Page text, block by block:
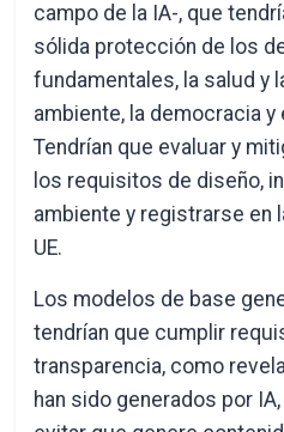
campo de la IA-, que
sólida protección de los
fundamentales, la salud y
ambiente, la democracia y
Tendrían que evaluar y
los requisitos de diseño,
ambiente y registrarse en
UE.
Los modelos de base
tendrían que cumplir
transparencia, como
han sido generados por